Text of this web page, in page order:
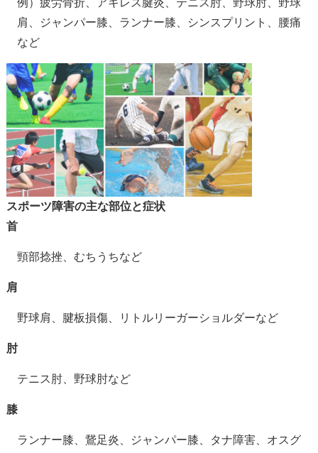
例）疲労骨折、アキレス腱炎、テニス肘、野球肘、野球
肩、ジャンパー膝、ランナー膝、シンスプリント、腰痛
など
スポーツ障害の主な部位と症状
首
頸部捻挫、むちうちなど
肩
野球肩、腱板損傷、 リトルリーガーショルダーなど
肘
テニス肘、野球肘など
膝
ランナー膝、鵞足炎、ジャンパー膝、タナ障害、オスグ